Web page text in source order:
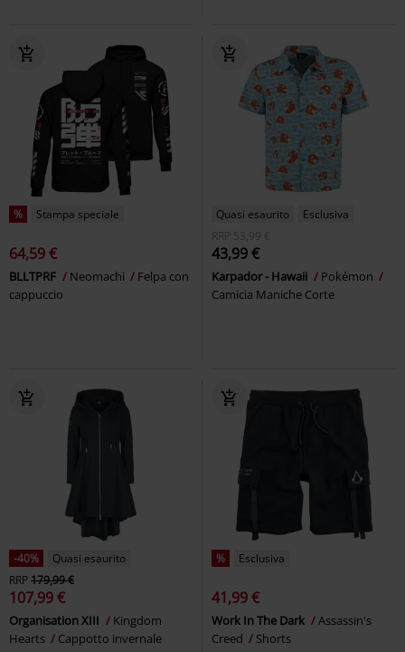
% Stampa speciale
64,59 €
BLLTPRF Neomachi
Felpa con
cappuccio
Quasi esaurito
Esclusiva
RRP
53,99 €
43,99 €
Karpador - Hawaii
Pokémon
Camicia Maniche Corte
-40%
Quasi esaurito
RRP179,99 €
107,99 €
Organisation XIII
Kingdom
Hearts
Cappotto invernale
% Esclusiva
41,99 €
Work In The Dark
Assassin's
Creed
Shorts